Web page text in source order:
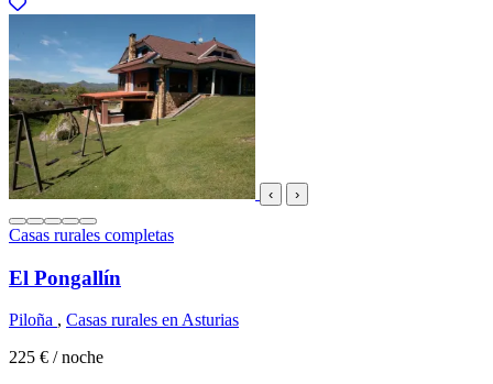
‹ ›
Casas rurales completas
El Pongallín
Piloña , Casas rurales en Asturias
225 € / noche